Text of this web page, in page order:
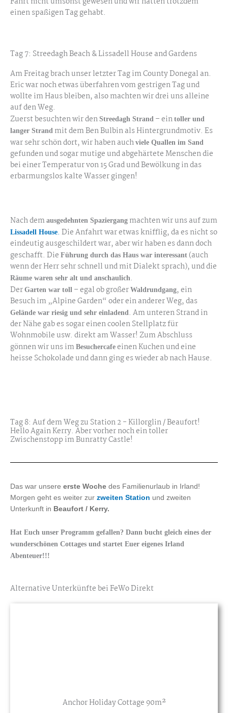
einen spaßigen Tag gehabt.
Tag 7: Streedagh Beach & Lissadell House and Gardens
Am Freitag brach unser letzter Tag im County Donegal an.
Eric war noch etwas überfahren vom gestrigen Tag und
wollte im Haus bleiben, also machten wir drei uns alleine
auf den Weg.
Zuerst besuchten wir den Streedagh Strand – ein toller und
langer Strand mit dem Ben Bulbin als Hintergrundmotiv. Es
war sehr schön dort, wir haben auch viele Quallen im Sand
gefunden und sogar mutige und abgehärtete Menschen die
bei einer Temperatur von 15 Grad und Bewölkung in das
erbarmungslos kalte Wasser gingen!
Nach dem ausgedehnten Spaziergang machten wir uns auf zum
Lissadell House. Die Anfahrt war etwas knifflig, da es nicht so
eindeutig ausgeschildert war, aber wir haben es dann doch
geschafft. Die Führung durch das Haus war interessant (auch
wenn der Herr sehr schnell und mit Dialekt sprach), und die
Räume waren sehr alt und anschaulich.
Der Garten war toll – egal ob großer Waldrundgang, ein
Besuch im „Alpine Garden“ oder ein anderer Weg, das
Gelände war riesig und sehr einladend. Am unteren Strand in
der Nähe gab es sogar einen coolen Stellplatz für
Wohnmobile usw. direkt am Wasser! Zum Abschluss
gönnen wir uns im Besuchercafe einen Kuchen und eine
heisse Schokolade und dann ging es wieder ab nach Hause.
Tag 8: Auf dem Weg zu Station 2 - Killorglin / Beaufort!
Hello Again Kerry. Aber vorher noch ein toller
Zwischenstopp im Bunratty Castle!
Das war unsere erste Woche des Familienurlaub in Irland!
Morgen geht es weiter zur zweiten Station und zweiten
Unterkunft in Beaufort / Kerry.
Hat Euch unser Programm gefallen? Dann bucht gleich eines der
wunderschönen Cottages und startet Euer eigenes Irland
Abenteuer!!!
Alternative Unterkünfte bei FeWo Direkt
Anchor Holiday Cottage 90m²